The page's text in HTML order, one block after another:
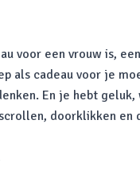
voor een vrouw is,
cadeau voor je
En je hebt
doorklikken